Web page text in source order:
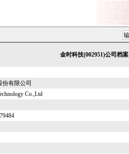
金时科技(002951)公司档案
份有限公司
Co.,Ltd